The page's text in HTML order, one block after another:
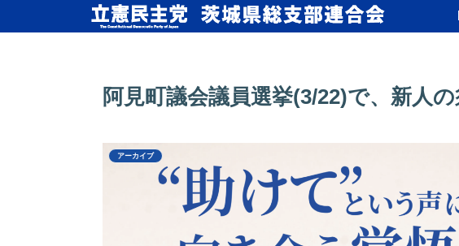
阿見町議会議員選挙(3/22)で、新人
アーカイブ